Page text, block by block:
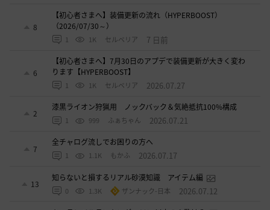
8
【初心者さまへ】装備更新の流れ（HYPERBOOST）
（2026/07/30～）
1 1K セルベリア 7 日前
6
【初心者さまへ】7月30日のアプデで装備更新が大きく変わ
ります【HYPERBOOST】
1 1K セルベリア 2026.07.27
2
漆黒ライオン狩猟用 ノックバック＆気絶抵抗100%構成
1 999 ふぁちゃん 2026.07.21
7
全チャログ流しでお困りの方へ
1 1.1K もかふ 2026.07.17
13
知らないと損するリアル砂漠知識 アイテム編
0 1.3K ザンナック-日本 2026.07.12